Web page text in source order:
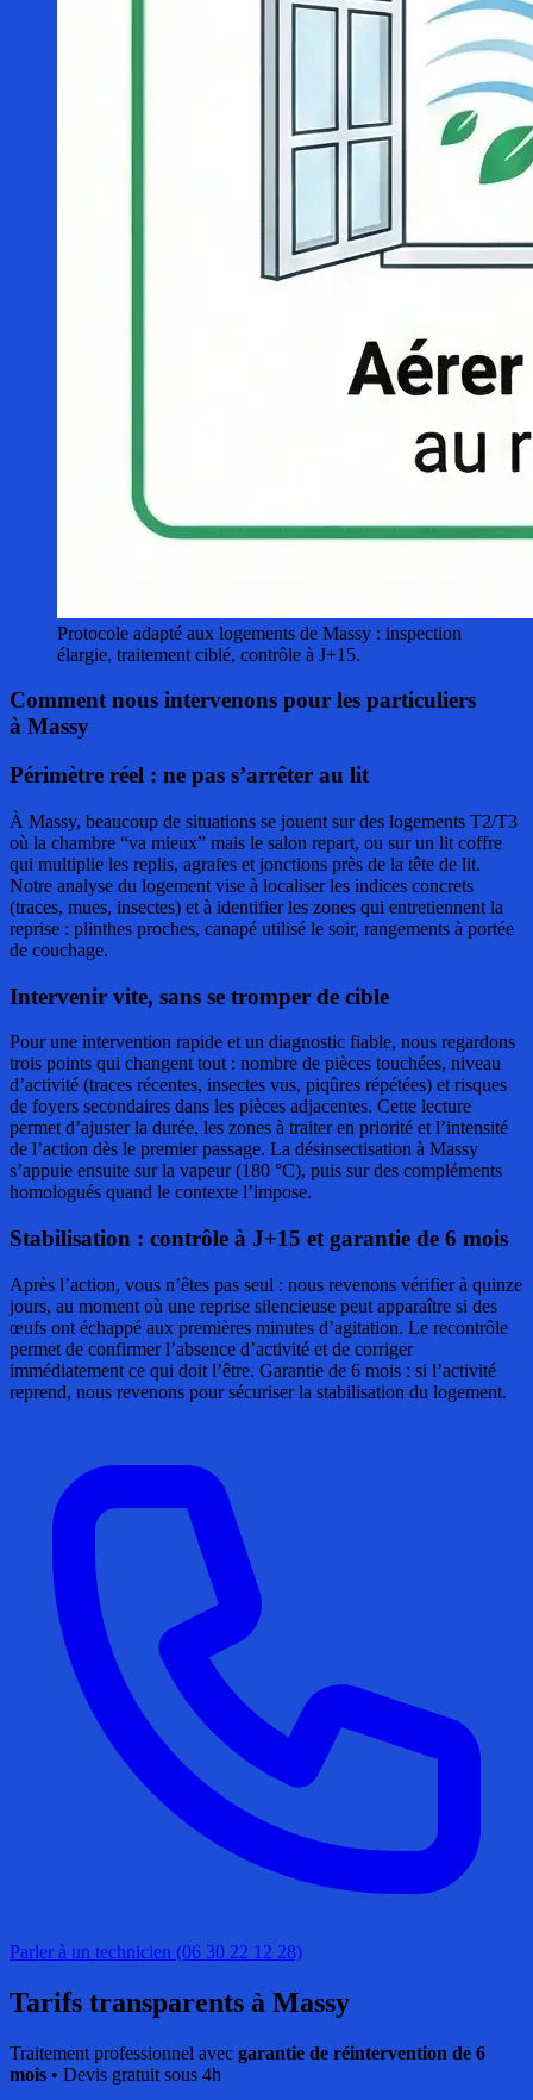
Protocole adapté aux logements de Massy : inspection
élargie, traitement ciblé, contrôle à J+15.
Comment nous intervenons pour les particuliers
à Massy
Périmètre réel : ne pas s’arrêter au lit
À Massy, beaucoup de situations se jouent sur des logements T2/T3
où la chambre “va mieux” mais le salon repart, ou sur un lit coffre
qui multiplie les replis, agrafes et jonctions près de la tête de lit.
Notre analyse du logement vise à localiser les indices concrets
(traces, mues, insectes) et à identifier les zones qui entretiennent la
reprise : plinthes proches, canapé utilisé le soir, rangements à portée
de couchage.
Intervenir vite, sans se tromper de cible
Pour une intervention rapide et un diagnostic fiable, nous regardons
trois points qui changent tout : nombre de pièces touchées, niveau
d’activité (traces récentes, insectes vus, piqûres répétées) et risques
de foyers secondaires dans les pièces adjacentes. Cette lecture
permet d’ajuster la durée, les zones à traiter en priorité et l’intensité
de l’action dès le premier passage. La désinsectisation à Massy
s’appuie ensuite sur la vapeur (180 °C), puis sur des compléments
homologués quand le contexte l’impose.
Stabilisation : contrôle à J+15 et garantie de 6 mois
Après l’action, vous n’êtes pas seul : nous revenons vérifier à quinze
jours, au moment où une reprise silencieuse peut apparaître si des
œufs ont échappé aux premières minutes d’agitation. Le recontrôle
permet de confirmer l’absence d’activité et de corriger
immédiatement ce qui doit l’être. Garantie de 6 mois : si l’activité
reprend, nous revenons pour sécuriser la stabilisation du logement.
Parler à un technicien (06 30 22 12 28)
Tarifs transparents à Massy
Traitement professionnel avec garantie de réintervention de 6
mois • Devis gratuit sous 4h